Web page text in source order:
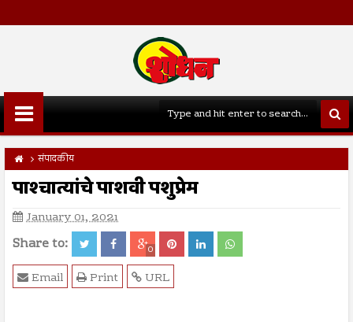
संपादकीय
पाश्चात्यांचे पाशवी पशुप्रेम
January 01, 2021
Share to: 0
URL
Print
Email